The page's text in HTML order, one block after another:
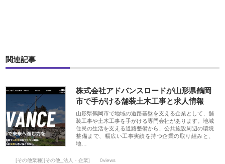
関連記事
株式会社アドバンスロードが山形県鶴岡
市で手がける舗装土木工事と求人情報
山形県鶴岡市で地域の道路基盤を支える企業として、舗
装工事や土木工事を手がける専門会社があります。地域
住民の生活を支える道路整備から、公共施設周辺の環境
整備まで、幅広い工事実績を持つ企業の取り組みと、
地…
[その他業種][その他_法人・企業] 0views